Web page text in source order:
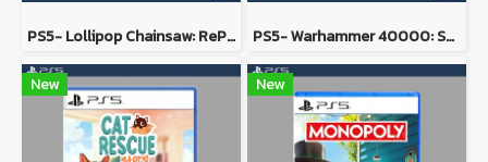
PS5- Lollipop Chainsaw: RePOP PS5- Warhammer 40000: Space Marine 2
New New